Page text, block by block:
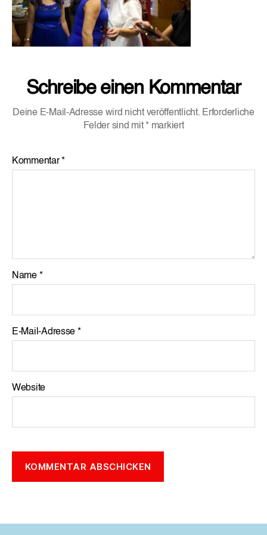
Schreibe einen Kommentar
Deine E-Mail-Adresse wird nicht veröffentlicht. Erforderliche
Felder sind mit * markiert
Kommentar*
Name *
E-Mail-Adresse *
Website